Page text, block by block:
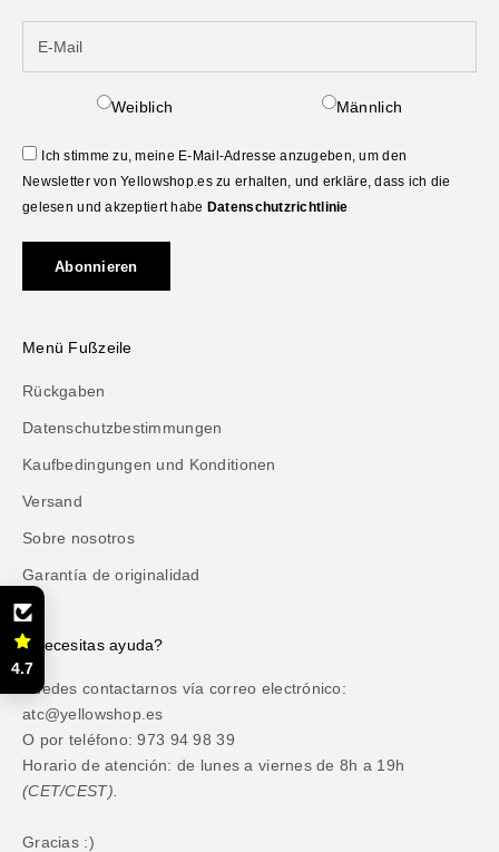
Weiblich Männlich
Ich stimme zu, meine E-Mail-Adresse anzugeben, um den
Newsletter von Yellowshop.es zu erhalten, und erkläre, dass ich die
gelesen und akzeptiert habe Datenschutzrichtlinie
Abonnieren
Menü Fußzeile
Rückgaben
Datenschutzbestimmungen
Kaufbedingungen und Konditionen
Versand
Sobre nosotros
Garantía de originalidad
¿Necesitas ayuda?
Puedes contactarnos vía correo electrónico:
atc@yellowshop.es
O por teléfono: 973 94 98 39
Horario de atención: de lunes a viernes de 8h a 19h
(CET/CEST).
Gracias :)
4.7